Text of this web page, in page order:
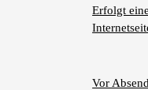
Erfolgt
Vor